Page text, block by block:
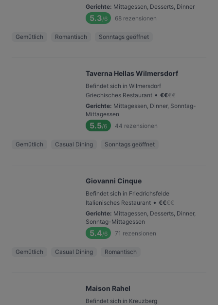
Gerichte: Mittagessen, Desserts, Dinner
5.3/6 68 rezensionen
Gemütlich Romantisch Sonntags geöffnet
Taverna Hellas Wilmersdorf
Befindet sich in Wilmersdorf
Griechisches Restaurant • €€€€
Gerichte: Mittagessen, Dinner, Sonntag-
Mittagessen
5.5/6 44 rezensionen
Gemütlich Casual Dining Sonntags geöffnet
Giovanni Cinque
Befindet sich in Friedrichsfelde
Italienisches Restaurant • €€€€
Gerichte: Mittagessen, Desserts, Dinner,
Sonntag-Mittagessen
5.4/6 71 rezensionen
Gemütlich Casual Dining Romantisch
Maison Rahel
Befindet sich in Kreuzberg